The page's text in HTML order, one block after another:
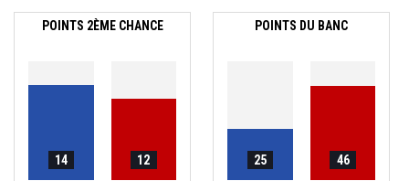
POINTS 2ÈME CHANCE
14 12
POINTS DU BANC
25 46